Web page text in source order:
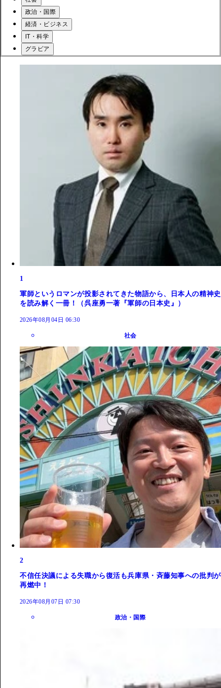
政治・国際
経済・ビジネス
IT・科学
グラビア
1
軍師というロマンが投影されてきた物語から、日本人の精神史
を読み解く一冊！（呉座勇一著『軍師の日本史』）
2026年08月04日 06:30
社会
2
不信任決議による失職から復活も兵庫県・斉藤知事への批判が
再燃中！
2026年08月07日 07:30
政治・国際